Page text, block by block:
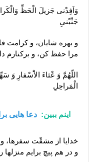
وَاَفِدْنى جَزيلَ الْحَظِّ
جَنِّبْنىِ
و بهره شايان، و كرامت
مرا حفظ كن، و بركنارم
اللّهُمَّ وَ عْثاءَ الاَْسْفارِ وَ
الْمَراحِلِ
اینم ببین: دعا هایی
خدايا از مشقّت سفرها، و
و در هم پيچ برايم منزلها